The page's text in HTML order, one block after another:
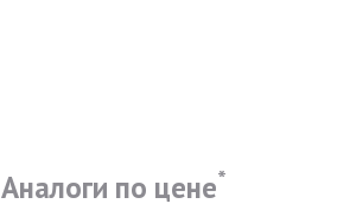
Аналоги по цене*